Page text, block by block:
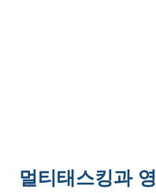
멀티태스킹과